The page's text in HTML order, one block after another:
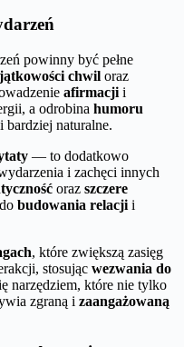
powinny być pełne
chwil oraz
afirmacji i
a odrobina humoru
bardziej naturalne.
— to dodatkowo
i zachęci innych
oraz szczere
budowania relacji i
, które zwiększą zasięg
stosując wezwania do
narzędziem, które nie tylko
zgraną i zaangażowaną